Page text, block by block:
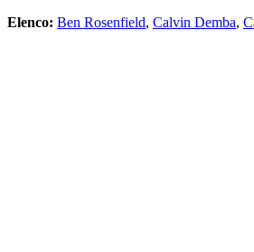
Elenco: Ben Rosenfield, Calvin Demba,